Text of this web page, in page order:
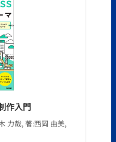
作入門
力哉, 著:西岡 由美,